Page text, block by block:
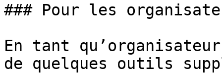
### Pour les
En tant
de quelques outils